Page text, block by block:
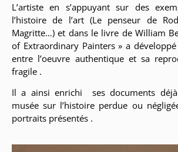
L’artiste en s’appuyant sur des
l’histoire de l’art (Le penseur de
Magritte…) et dans le livre de William
of Extraordinary Painters » a
entre l’oeuvre authentique et sa
fragile .
Il a ainsi enrichi ses documents
musée sur l’histoire perdue ou
portraits présentés .